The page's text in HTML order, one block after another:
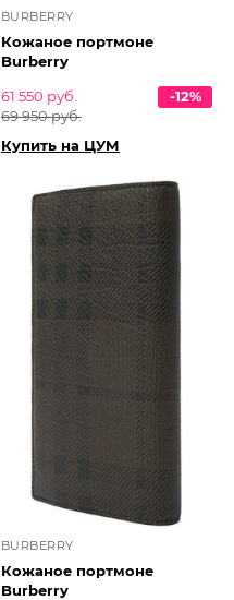
BURBERRY
Кожаное портмоне
Burberry
61 550 руб.
69 950 руб.
-12%
Купить на ЦУМ
BURBERRY
Кожаное портмоне
Burberry